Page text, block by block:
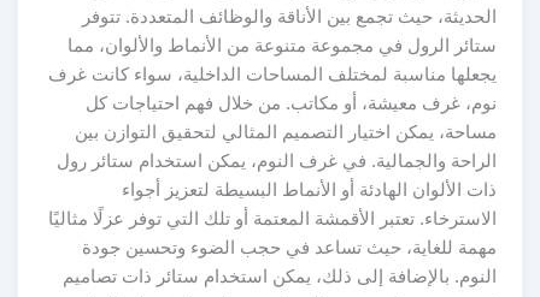
الحديثة، حيث تجمع بين الأناقة والوظائف المتعددة. تتوفر
ستائر الرول في مجموعة متنوعة من الأنماط والألوان، مما
يجعلها مناسبة لمختلف المساحات الداخلية، سواء كانت غرف
نوم، غرف معيشة، أو مكاتب. من خلال فهم احتياجات كل
مساحة، يمكن اختيار التصميم المثالي لتحقيق التوازن بين
الراحة والجمالية. في غرف النوم، يمكن استخدام ستائر رول
ذات الألوان الهادئة أو الأنماط البسيطة لتعزيز أجواء
الاسترخاء. تعتبر الأقمشة المعتمة أو تلك التي توفر عزلًا مثاليًا
مهمة للغاية، حيث تساعد في حجب الضوء وتحسين جودة
النوم. بالإضافة إلى ذلك، يمكن استخدام ستائر ذات تصاميم